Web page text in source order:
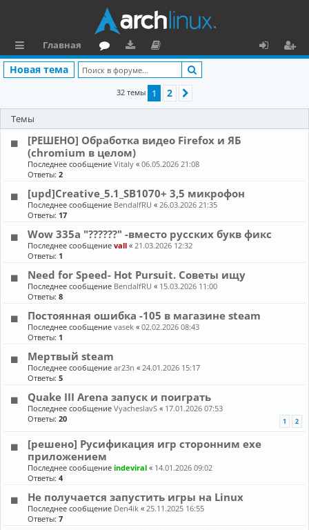
с
л
к
и
Главная
о
м
аг
зк
и
о
ку
м
е
н
та
ц
и
я
д
ст
р
Новая тема
32 темы 1 2
Темы
[РЕШЕНО] Обработка видео Firefox и ЯБ
(chromium в целом)
Последнее сообщениеVitaly «06.05.2026 21:08
Ответы:2
[upd]Creative_5.1_SB1070+ 3,5 микрофон
Последнее сообщение BendalfRU «26.03.2026 21:35
Ответы: 17
Wow 335a "??????" -вместо русских букв фикс
Последнее сообщениеvall «21.03.2026 12:32
Ответы: 1
Need for Speed- Hot Pursuit. Советы ищу
Последнее сообщение BendalfRU « 15.03.2026 11:00
Ответы:8
Постоянная ошибка -105 в магазине steam
Последнее сообщениеvasek «02.02.2026 08:43
Ответы: 1
Мертвый steam
Последнее сообщениеar23n «24.01.2026 15:17
Ответы:5
Quake III Arena запуск и поиграть
Последнее сообщениеVyacheslavS « 17.01.2026 07:53
Ответы:20 1 2
[решено] Русификация игр сторонним exe
приложением
Последнее сообщениеindeviral « 14.01.2026 09:02
Ответы:4
Не получается запустить игры на Linux
Последнее сообщение Den4ik «25.11.2025 16:55
Ответы:7